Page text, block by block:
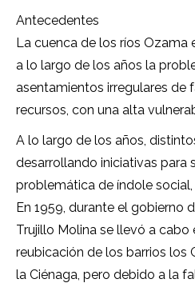
Antecedentes
La cuenca de los ríos Ozama
a lo largo de los años la
asentamientos irregulares de
recursos, con una alta
A lo largo de los años,
desarrollando iniciativas para
problemática de índole
En 1959, durante el gobierno
Trujillo Molina se llevó a
reubicación de los barrios los
la Ciénaga, pero debido a la